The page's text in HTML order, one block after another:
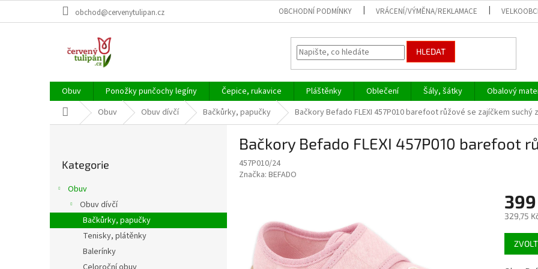
obchod@cervenytulipan.cz OBCHODNÍ PODMÍNKY VRÁCENÍ/VÝMĚNA/REKLAMACE
HLEDAT
Obuv Ponožky punčochy legíny Čepice, rukavice Pláštěnky Oblečení Šály, šátky Obalový
Domů Obuv Obuv dívčí Bačkůrky, papučky Bačkory Befado FLEXI 457P010 barefoot růžové se zajíčkem suchý
n
kategorie
Kategorie
Obuv
Obuv dívčí
Bačkůrky, papučky
Tenisky, plátěnky
Balerínky
Bačkory Befado FLEXI 457P010 barefoot
457P010/24
Značka: BEFADO
329,75
Měrná
cena: